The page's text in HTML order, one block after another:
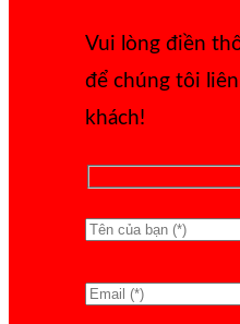
Vui lòng điền
để chúng tôi
khách!